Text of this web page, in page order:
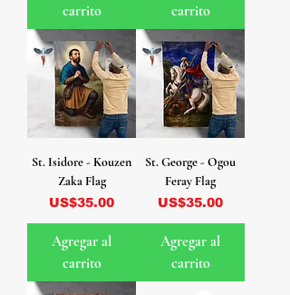
carrito
carrito
St. Isidore - Kouzen
Zaka Flag
Precio
US$35.00
Agregar al
carrito
St. George - Ogou
Feray Flag
Precio
US$35.00
Agregar al
carrito